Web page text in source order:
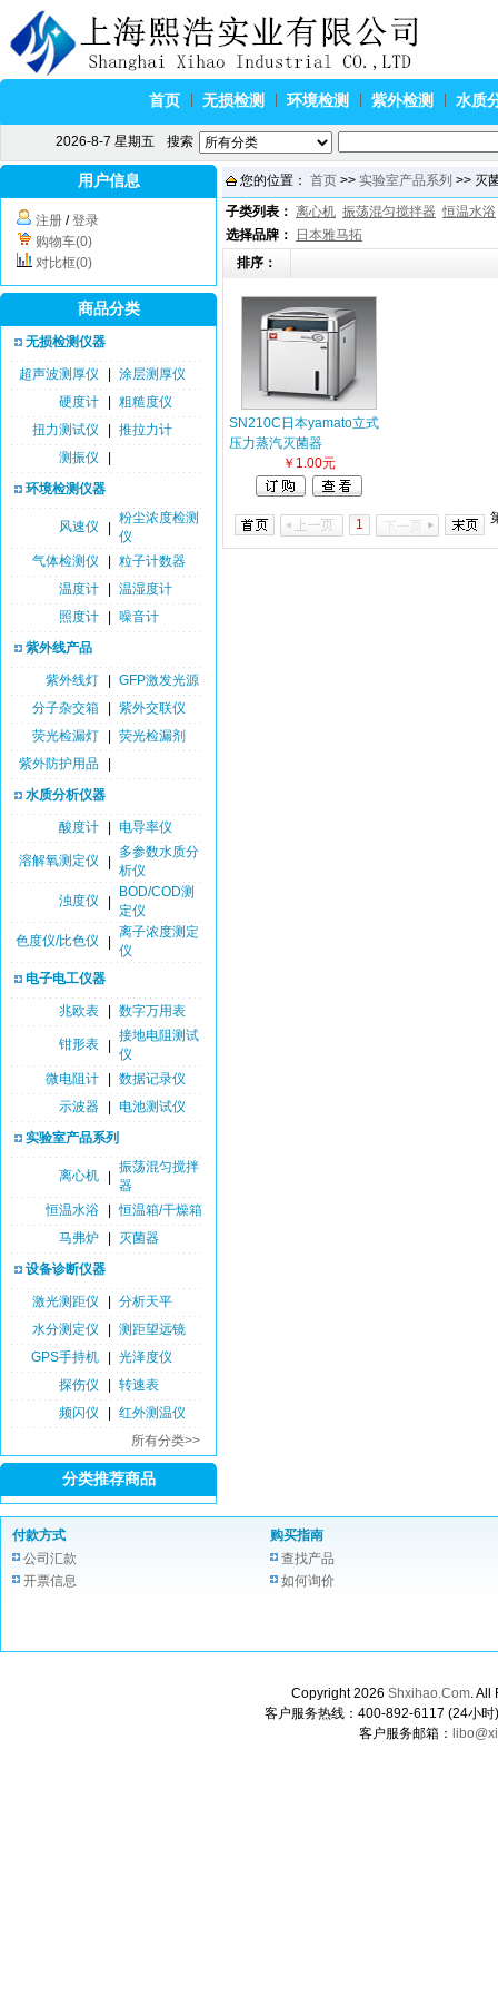
首页 无损检测 环境检测 紫外检测 水质
2026-8-7 星期五 搜索
用户信息
注册 /登录
购物车(0)
对比框(0)
商品分类
无损检测仪器
超声波测厚仪
涂层测厚仪
硬度计
粗糙度仪
扭力测试仪
推拉力计
测振仪
环境检测仪器
风速仪
粉尘浓度检测
仪
气体检测仪
粒子计数器
温度计
温湿度计
照度计
噪音计
紫外线产品
紫外线灯
GFP激发光源
分子杂交箱
紫外交联仪
荧光检漏灯
荧光检漏剂
紫外防护用品
水质分析仪器
酸度计 电导率仪
溶解氧测定仪
多参数水质分
析仪
浊度仪
BOD/COD测
定仪
色度仪/比色仪
离子浓度测定
仪
电子电工仪器
兆欧表 数字万用表
钳形表
接地电阻测试
仪
微电阻计
数据记录仪
示波器
电池测试仪
实验室产品系列
离心机
振荡混匀搅拌
器
恒温水浴
恒温箱/干燥箱
马弗炉
灭菌器
设备诊断仪器
激光测距仪
分析天平
水分测定仪
测距望远镜
GPS手持机
光泽度仪
探伤仪
转速表
频闪仪
红外测温仪
所有分类>>
分类推荐商品
您的位置： 首页 >> 实验室产品系列 >> 灭
子类列表： 离心机 振荡混匀搅拌器 恒温水浴
选择品牌：
日本雅马拓
排序：
SN210C日本yamato立式
压力蒸汽灭菌器
￥1.00元
1
付款方式
公司汇款
开票信息
购买指南
查找产品
如何询价
Copyright 2026 Shxihao.Com. All
客户服务热线：400-892-6117 (24小
客户服务邮箱：